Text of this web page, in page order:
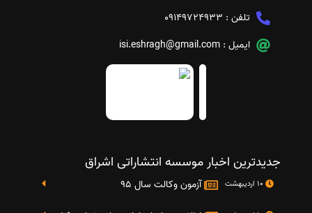
تلفن : 09149724933
ایمیل : isi.eshragh@gmail.com
جدیدترین اخبار موسسه انتشاراتی اشراق
آزمون وکالت سال 95